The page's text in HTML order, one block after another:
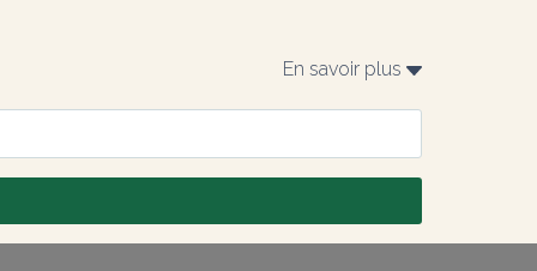
En savoir plus